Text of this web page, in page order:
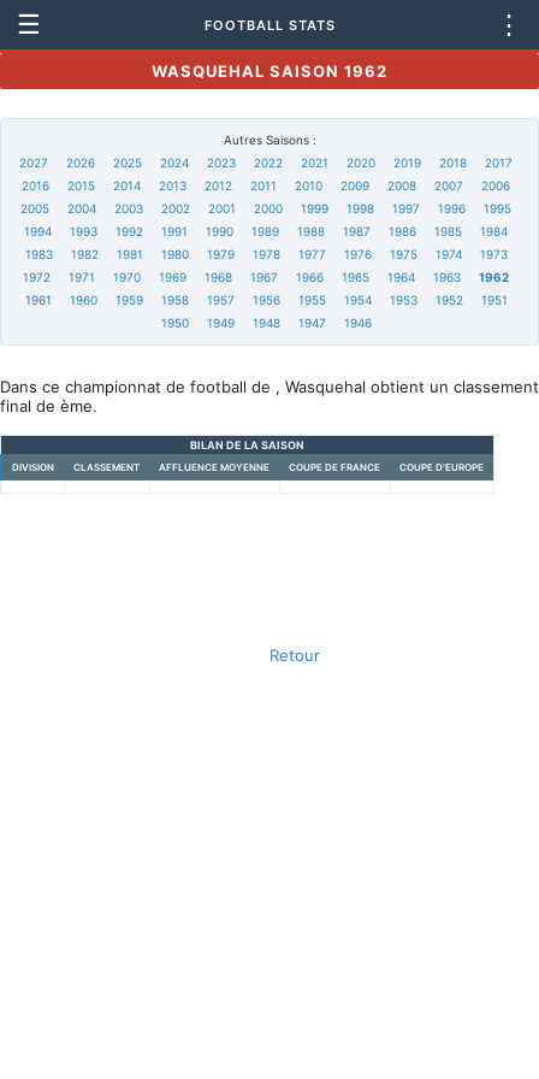
☰ FOOTBALL STATS ⋮
WASQUEHAL SAISON 1962
Autres Saisons :
2027
2026 2025 2024 2023 2022 2021 2020 2019 2018
2017
2016
2015 2014 2013 2012 2011 2010 2009 2008 2007
2006
2005
2004 2003 2002 2001 2000 1999 1998 1997 1996
1995
1994
1993 1992 1991 1990 1989 1988 1987 1986 1985
1984
1983
1982 1981 1980 1979 1978 1977 1976 1975 1974
1973
1972
1971 1970 1969 1968 1967 1966 1965 1964 1963
1962
1961
1960 1959 1958 1957 1956 1955 1954 1953 1952
1951
1950
1949 1948 1947 1946
Dans ce championnat de football de , Wasquehal obtient un classement
final de ème.
BILAN DE LA SAISON
DIVISION CLASSEMENT AFFLUENCE MOYENNE COUPE DE FRANCE COUPE D'EUROPE
Retour